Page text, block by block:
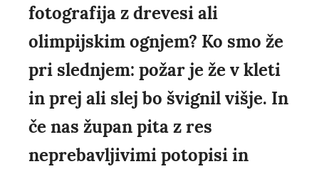
fotografija z drevesi ali
olimpijskim ognjem? Ko smo že
pri slednjem: požar je že v kleti
in prej ali slej bo švignil višje. In
če nas župan pita z res
neprebavljivimi potopisi in